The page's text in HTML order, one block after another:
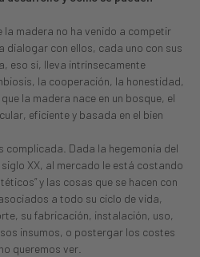
madera no ha venido a competir
dialogar con ellos, cada uno con sus
eso sí, lleva intrínsecamente
la cooperación, la honestidad,
la madera nace en un bosque, el
eficiente y basada en el bien
complicada. Dada la hegemonía del
XX, al mercado le está costando
y las cosas que se hacen con
a todo su ciclo de vida,
su fabricación, instalación, uso,
insumos, o postergar los costes
queremos ver.